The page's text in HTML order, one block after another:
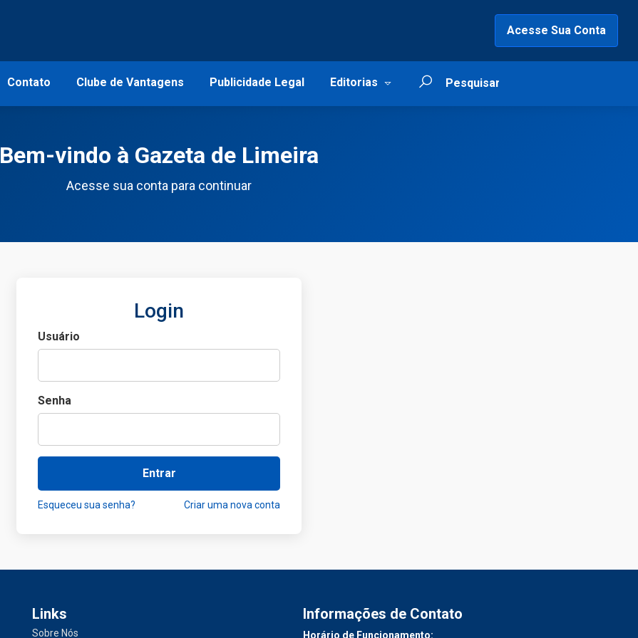
Acesse Sua Conta
Contato Clube de Vantagens Publicidade Legal Editorias
Bem-vindo à Gazeta de Limeira
Acesse sua conta para continuar
Login
Usuário
Senha
Entrar
Esqueceu sua senha? Criar uma nova conta
Links
Sobre Nós
Informações de Contato
Horário de Funcionamento: